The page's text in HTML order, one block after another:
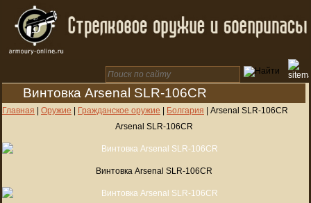
Винтовка Arsenal SLR-106CR
Главная | Оружие | Гражданское оружие | Болгария | Arsenal SLR-106CR
Arsenal SLR-106CR
Винтовка Arsenal SLR-106CR